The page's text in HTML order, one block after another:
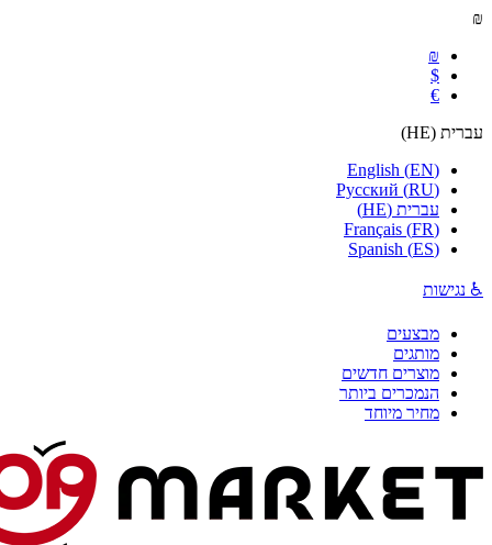
₪
₪
$
€
עברית (
HE
)
English (EN)
Русский (RU)
עברית (
HE
)
Français (FR)
Spanish (ES)
♿ נגישות
מבצעים
מותגים
מוצרים חדשים
הנמכרים ביותר
מחיר מיוחד